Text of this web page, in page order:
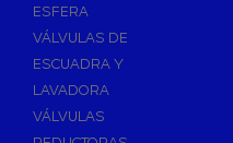
ESFERA
VÁLVULAS DE
ESCUADRA Y
LAVADORA
VÁLVULAS